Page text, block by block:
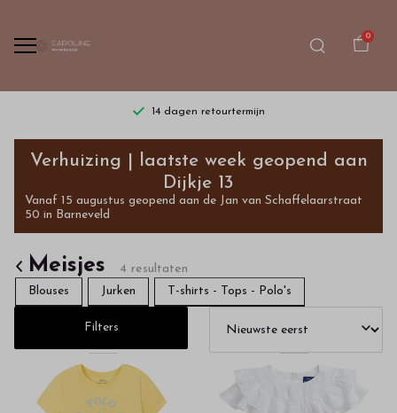
0
14 dagen retourtermijn
In
onze
webshop
vindt
u
meisjeskleding
Verhuizing | laatste week geopend aan
Dijkje 13
Vanaf 15 augustus geopend aan de Jan van Schaffelaarstraat
50 in Barneveld
Meisjes
4 resultaten
Blouses
Jurken T-shirts - Tops - Polo's
Filters